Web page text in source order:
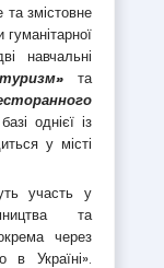
змістовне
навчальні
туризм» та
однієї із
у місті
участь у
та
через
в Україні».